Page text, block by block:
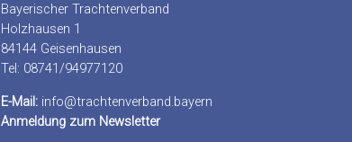
Bayerischer Trachtenverband
Holzhausen 1
84144 Geisenhausen
Tel: 08741/94977120
E-Mail: info@trachtenverband.bayern
Anmeldung zum Newsletter